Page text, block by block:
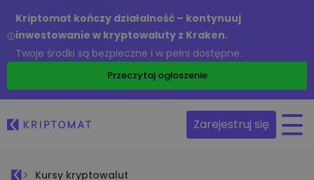
Kriptomat kończy działalność – kontynuuj
inwestowanie w kryptowaluty z Kraken.
Twoje środki są bezpieczne i w pełni dostępne.
Przeczytaj ogłoszenie
Zarejestruj się
Kursy kryptowalut